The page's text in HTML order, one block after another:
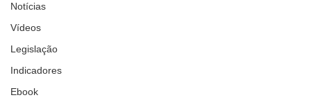
Notícias
Vídeos
Legislação
Indicadores
Ebook